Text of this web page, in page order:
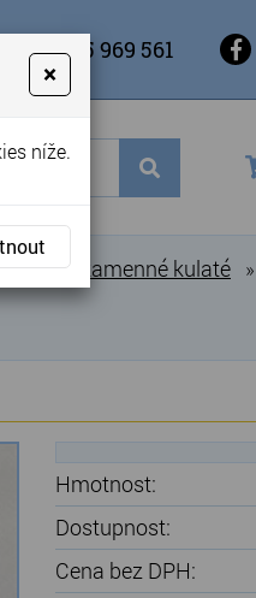
+420 725 969 561
» Urny kamenné kulaté »
Hmotnost:
Dostupnost:
Cena bez DPH:
×
níže.